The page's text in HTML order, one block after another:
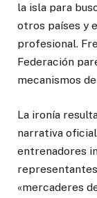
la isla para
otros países y
profesional.
Federación
mecanismos
La ironía
narrativa
entrenadores
«mercaderes